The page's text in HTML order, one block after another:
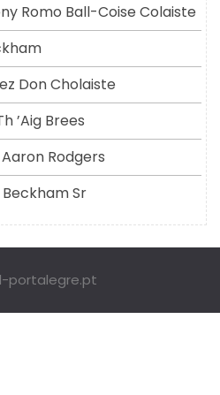
Romo Ball-Coise Colaiste
Don Cholaiste
’aig Brees
Rodgers
Beckham Sr
portalegre.pt